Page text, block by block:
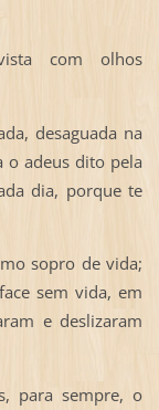
com olhos
desaguada na
o adeus dito pela
dia, porque te
sopro de vida;
sem vida, em
e deslizaram
para sempre, o